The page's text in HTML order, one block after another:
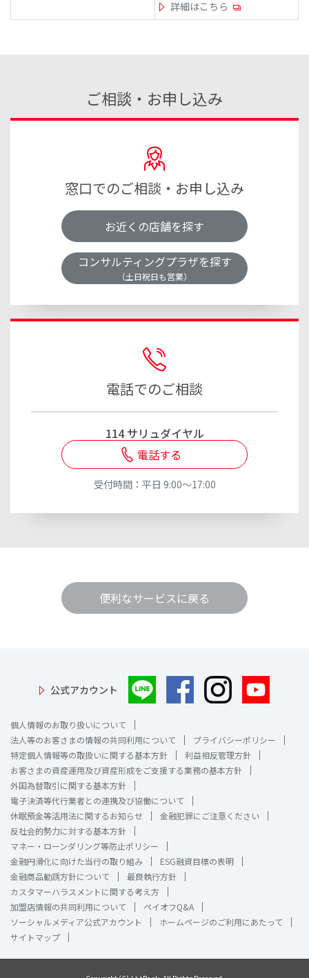
詳細はこちら
ご相談・お申し込み
窓口でのご相談・お申し込み
お近くの店舗を探す
コンサルティングプラザを探す
（土日祝日も営業）
電話でのご相談
114 サリュダイヤル
電話する
受付時間：平日 9:00～17:00
便利なサービスに戻る
公式アカウント
個人情報のお取り扱いについて
法人等のお客さまの情報の共同利用について
プライバシーポリシー
特定個人情報等の取扱いに関する基本方針
利益相反管理方針
お客さまの資産運用及び資産形成をご支援する業務の基本方針
外国為替取引に関する基本方針
電子決済等代行業者との連携及び協働について
休眠預金等活用法に関するお知らせ
金融犯罪にご注意ください
反社会的勢力に対する基本方針
マネー・ローンダリング等防止ポリシー
金融円滑化に向けた当行の取り組み
ESG融資目標の表明
金融商品勧誘方針について
最良執行方針
カスタマーハラスメントに関する考え方
加盟店情報の共同利用について
ペイオフQ&A
ソーシャルメディア公式アカウント
ホームページのご利用にあたって
サイトマップ